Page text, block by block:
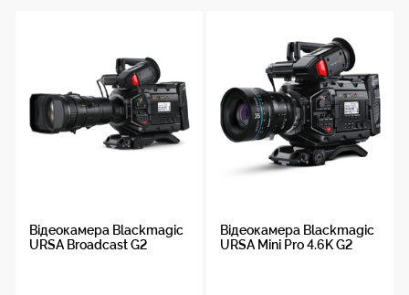
Відеокамера Blackmagic
URSA Broadcast G2
Відеокамера Blackmagic
URSA Mini Pro 4.6K G2